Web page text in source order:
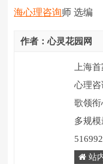
海心理咨询师 选编
作者：心灵花园网
上海
心理
歌领
多规
站